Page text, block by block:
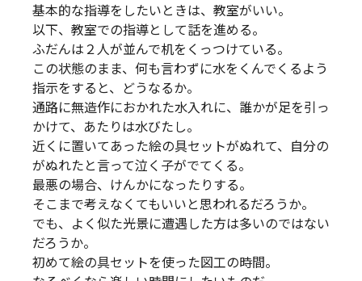
基本的な指導をしたいときは、教室がいい。
以下、教室での指導として話を進める。
ふだんは２人が並んで机をくっつけている。
この状態のまま、何も言わずに水をくんでくるよう
指示をすると、どうなるか。
通路に無造作におかれた水入れに、誰かが足を引っ
かけて、あたりは水びたし。
近くに置いてあった絵の具セットがぬれて、自分の
がぬれたと言って泣く子がでてくる。
最悪の場合、けんかになったりする。
そこまで考えなくてもいいと思われるだろうか。
でも、よく似た光景に遭遇した方は多いのではない
だろうか。
初めて絵の具セットを使った図工の時間。